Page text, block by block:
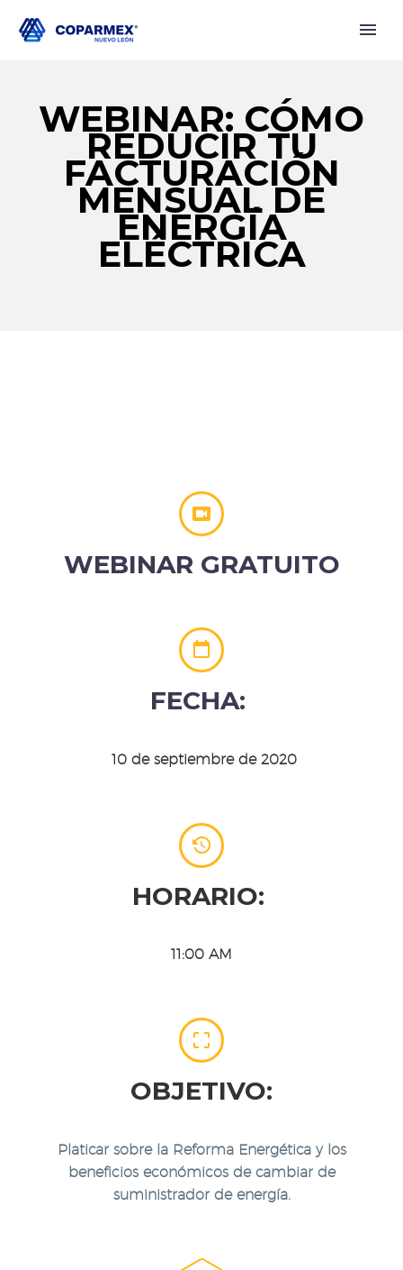
WEBINAR: CÓMO
REDUCIR TU
FACTURACIÓN
MENSUAL DE
ENERGÍA
ELÉCTRICA


WEBINAR GRATUITO


FECHA:
10 de septiembre de 2020


HORARIO:
11:00 AM


OBJETIVO:
Platicar sobre la Reforma Energética y los
beneficios económicos de cambiar de
suministrador de energía.